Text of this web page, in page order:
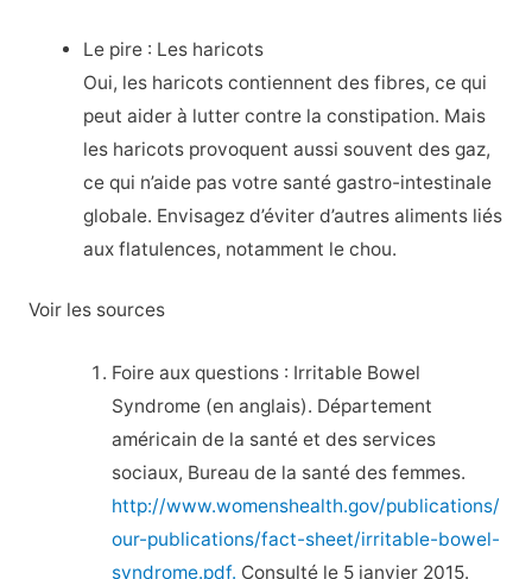
Le pire : Les haricots
Oui, les haricots contiennent des fibres, ce qui
peut aider à lutter contre la constipation. Mais
les haricots provoquent aussi souvent des gaz,
ce qui n’aide pas votre santé gastro-intestinale
globale. Envisagez d’éviter d’autres aliments liés
aux flatulences, notamment le chou.
Voir les sources
Foire aux questions : Irritable Bowel
Syndrome (en anglais). Département
américain de la santé et des services
sociaux, Bureau de la santé des femmes.
http://www.womenshealth.gov/publications/
our-publications/fact-sheet/irritable-bowel-
syndrome.pdf. Consulté le 5 janvier 2015.